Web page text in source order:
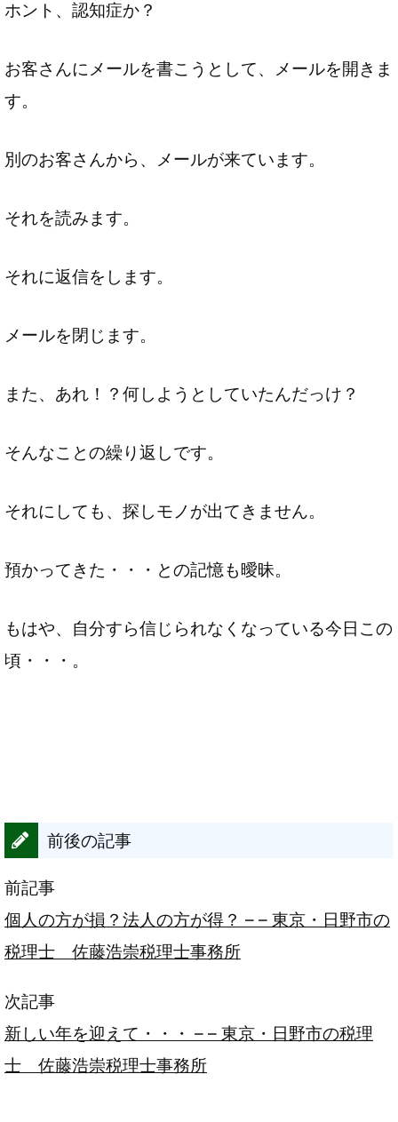
ホント、認知症か？
お客さんにメールを書こうとして、メールを開きま
す。
別のお客さんから、メールが来ています。
それを読みます。
それに返信をします。
メールを閉じます。
また、あれ！？何しようとしていたんだっけ？
そんなことの繰り返しです。
それにしても、探しモノが出てきません。
預かってきた・・・との記憶も曖昧。
もはや、自分すら信じられなくなっている今日この
頃・・・。
前後の記事
前記事
個人の方が損？法人の方が得？ – – 東京・日野市の
税理士 佐藤浩崇税理士事務所
次記事
新しい年を迎えて・・・ – – 東京・日野市の税理
士 佐藤浩崇税理士事務所